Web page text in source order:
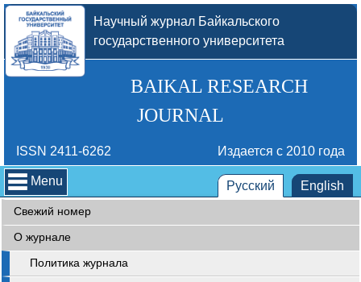
Научный журнал Байкальского
государственного университета
BAIKAL RESEARCH
JOURNAL
ISSN 2411-6262 Издается с 2010 года
Menu Русский English
Свежий номер
О журнале
Политика журнала